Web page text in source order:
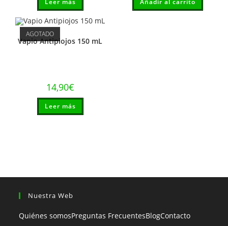
AGOTADO
Vapio Antipiojos 150 mL
14,90€
Leer más
Nuestra Web
Quiénes somosPreguntas FrecuentesBlogContacto